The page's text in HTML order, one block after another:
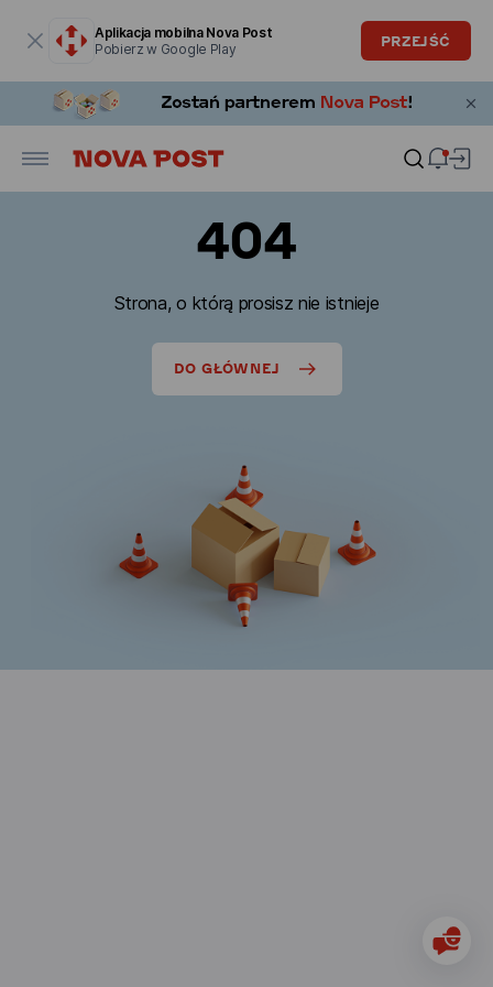
Aplikacja mobilna Nova Post
Pobierz w Google Play
PRZEJŚĆ
404
Strona, o którą prosisz nie istnieje
DO GŁÓWNEJ